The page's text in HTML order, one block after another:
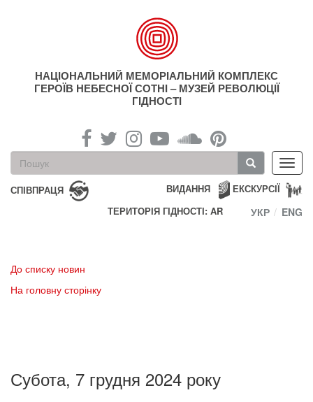
НАЦІОНАЛЬНИЙ МЕМОРІАЛЬНИЙ КОМПЛЕКС
ГЕРОЇВ НЕБЕСНОЇ СОТНІ – МУЗЕЙ РЕВОЛЮЦІЇ
ГІДНОСТІ
Пошукова
форма
Пошук
СПІВПРАЦЯ ЕКСКУРСІЇ
ВИДАННЯ
ТЕРИТОРІЯ ГІДНОСТІ: AR
УКР ENG
До списку новин
На головну сторінку
Субота, 7 грудня 2024 року